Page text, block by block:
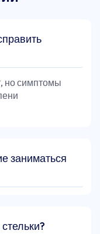
но симптомы
заниматься